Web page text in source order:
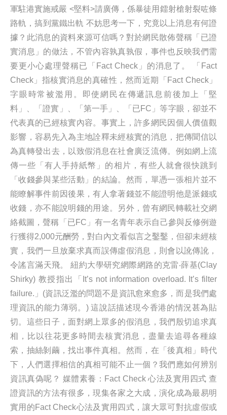
軍駐港實施戒嚴 <堅料>請廣傳，係暴徒用鐳射槍射裂咗條
路軌，搞到黨鐵出軌 不妨思考一下，究竟以上消息有何證
據？此消息的資料來源可信嗎？對於網民散佈聲稱「已證
實消息」的做法，不管內容孰真孰假，事件也反映我們需
要更小心處理聲稱已「Fact Check」的消息了。 「Fact
Check」指核實消息的真確性，然而近期「Fact Check」
字眼時常被濫用。即使網民在傳遞訊息前後加上「堅
料」、「證實」、「第一手」、「已FC」等字眼，卻並不
代表真的已經核實內容。事實上，許多網民因個人價值觀
影響，容易先入為主地詮釋未經核實的消息，把傳聞信以
為真轉發出去，以致假消息在社會廣泛流傳。例如網上流
傳一些「有人手持紙幣」的相片，有些人就會很快跳到
「收錢參與某些活動」的結論。然而，單憑一張相片並不
能瞭解事件前因後果，有人拿著錢並不能證明他是派錢或
收錢，亦不能說明錢的用途。另外，曾有網民轉載社交網
絡截圖，聲稱「已FC」有一名青年表示自己參與反修例遊
行獲得2,000元酬勞，對白內文看似言之鑿鑿，但卻未經核
實，我們一旦放棄求真而誤傳虛假消息，則會以訛傳訛，
令謠言滿天飛。 紐約大學研究網際網路的克雷‧薛基(Clay
Shirky) 教授指出「It’s not information overload. It’s filter
failure.」(資訊泛濫的問題不是資訊愈來愈多，而是我們處
理資訊的能力薄弱。) 這說話描述現今香港的情況甚為貼
切。這些日子，面對網上眾多的假消息，我們殷切追求真
相，比以往花更多時間去核實消息，盡量去追尋各種線
索，抽絲剝繭，找出事件真相。然而，在「後真相」時代
下，人們選擇相信的真相可能不止一個？我們應如何辨別
資訊真偽呢？ 媒體素養：Fact Check 心法及實用四式 查
證資訊的方法有很多，現集各家之大成，演化成為最易明
實用的Fact Check心法及實用四式，讓大眾可對抗虛假或